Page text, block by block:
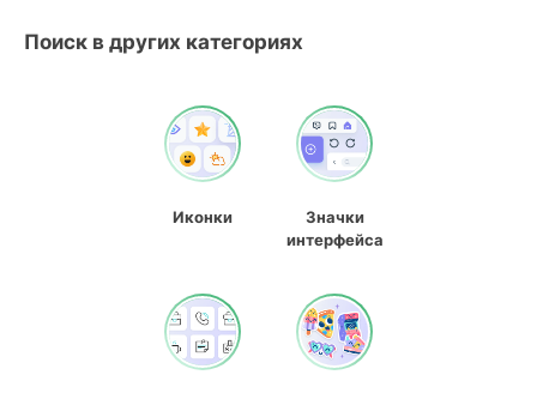
Поиск в других категориях
Иконки
Значки
интерфейса